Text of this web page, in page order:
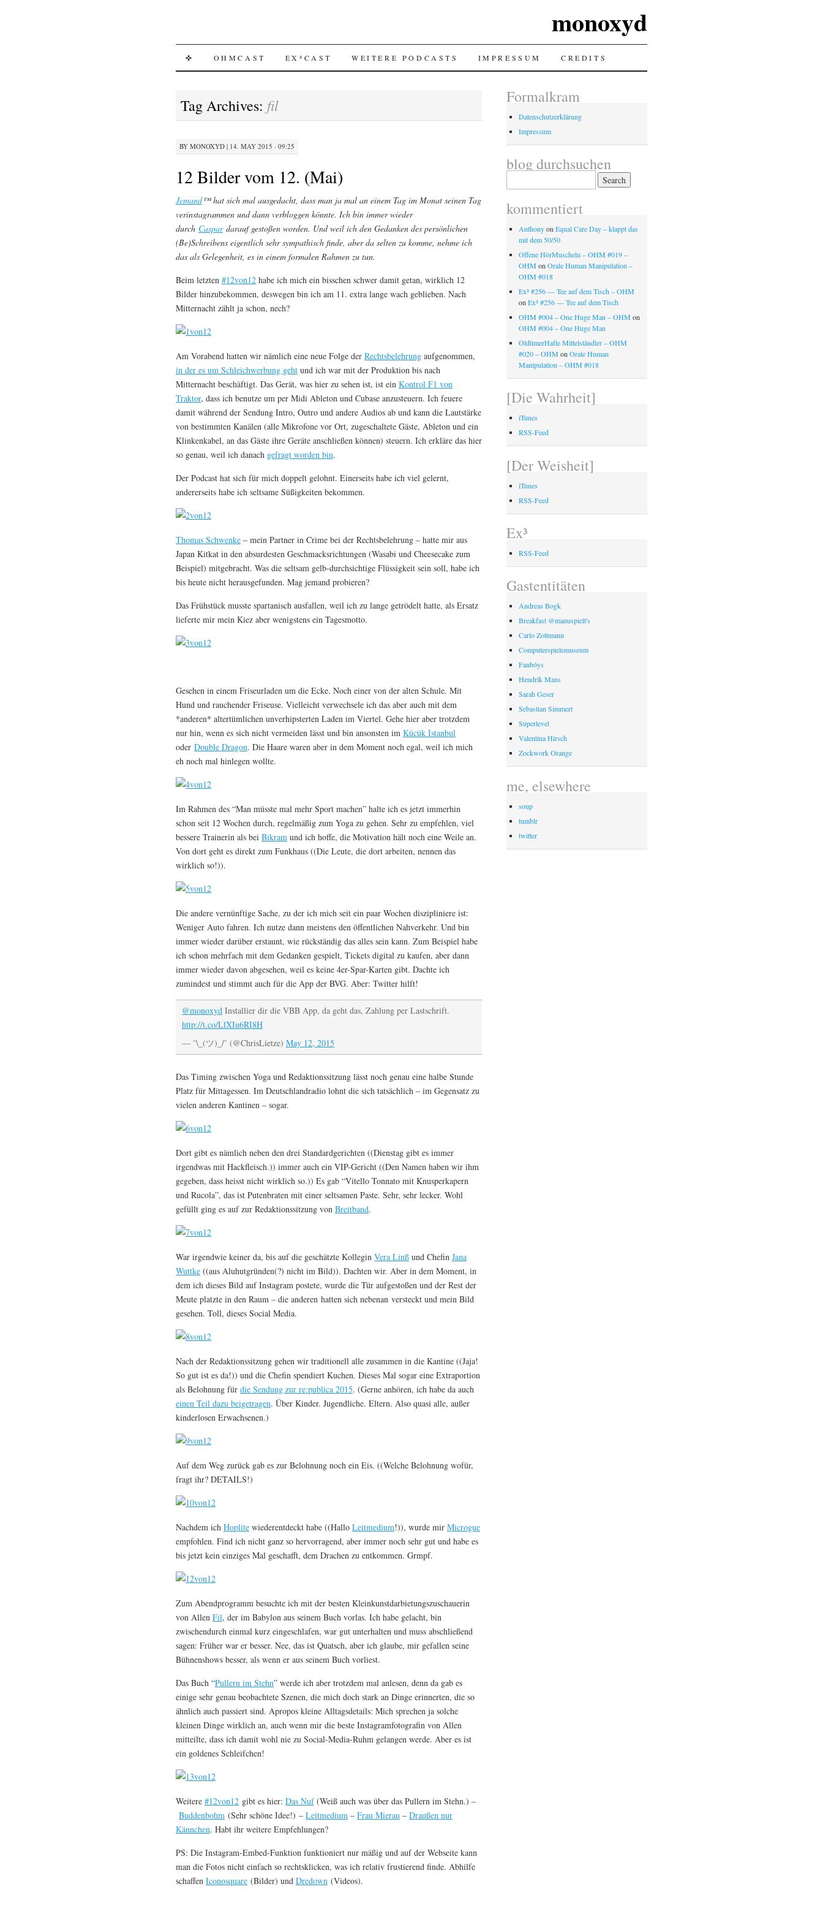
monoxyd
SKIP
CONTENT
✜ OHMCAST EX³CAST WEITERE PODCASTS IMPRESSUM CREDITS
Tag Archives: fil
BY MONOXYD| 14. MAY 2015 · 09:25
12 Bilder vom 12. (Mai)
Jemand™ hat sich mal ausgedacht, dass man ja mal an einem Tag im Monat seinen Tag
verinstagrammen und dann verbloggen könnte. Ich bin immer wieder
durch Caspardarauf gestoßen worden. Und weil ich den Gedanken des persönlichen
(Be)Schreibens eigentlich sehr sympathisch finde, aber da selten zu komme, nehme ich
das als Gelegenheit, es in einem formalen Rahmen zu tun.
Beim letzten #12von12habe ich mich ein bisschen schwer damit getan, wirklich 12
Bilder hinzubekommen, deswegen bin ich am 11. extra lange wach geblieben. Nach
Mitternacht zählt ja schon, nech?
Am Vorabend hatten wir nämlich eine neue Folge der Rechtsbelehrungaufgenommen,
in der es um Schleichwerbung gehtund ich war mit der Produktion bis nach
Mitternacht beschäftigt. Das Gerät, was hier zu sehen ist, ist ein Kontrol F1 von
Traktor, dass ich benutze um per Midi Ableton und Cubase anzusteuern. Ich feuere
damit während der Sendung Intro, Outro und andere Audios ab und kann die Lautstärke
von bestimmten Kanälen (alle Mikrofone vor Ort, zugeschaltete Gäste, Ableton und ein
Klinkenkabel, an das Gäste ihre Geräte anschließen können) steuern. Ich erkläre das hier
so genau, weil ich danach gefragt worden bin.
Der Podcast hat sich für mich doppelt gelohnt. Einerseits habe ich viel gelernt,
andererseits habe ich seltsame Süßigkeiten bekommen.
Thomas Schwenke– mein Partner in Crime bei der Rechtsbelehrung – hatte mir aus
Japan Kitkat in den absurdesten Geschmacksrichtungen (Wasabi und Cheesecake zum
Beispiel) mitgebracht. Was die seltsam gelb-durchsichtige Flüssigkeit sein soll, habe ich
bis heute nicht herausgefunden. Mag jemand probieren?
Das Frühstück musste spartanisch ausfallen, weil ich zu lange getrödelt hatte, als Ersatz
lieferte mir mein Kiez aber wenigstens ein Tagesmotto.
Gesehen in einem Friseurladen um die Ecke. Noch einer von der alten Schule. Mit
Hund und rauchender Friseuse. Vielleicht verwechsele ich das aber auch mit dem
*anderen* altertümlichen unverhipsterten Laden im Viertel. Gehe hier aber trotzdem
nur hin, wenn es sich nicht vermeiden lässt und bin ansonsten im Kücük Istanbul
oder Double Dragon. Die Haare waren aber in dem Moment noch egal, weil ich mich
eh noch mal hinlegen wollte.
Im Rahmen des “Man müsste mal mehr Sport machen” halte ich es jetzt immerhin
schon seit 12 Wochen durch, regelmäßig zum Yoga zu gehen. Sehr zu empfehlen, viel
bessere Trainerin als bei Bikramund ich hoffe, die Motivation hält noch eine Weile an.
Von dort geht es direkt zum Funkhaus ((Die Leute, die dort arbeiten, nennen das
wirklich so!)).
Die andere vernünftige Sache, zu der ich mich seit ein paar Wochen diszipliniere ist:
Weniger Auto fahren. Ich nutze dann meistens den öffentlichen Nahverkehr. Und bin
immer wieder darüber erstaunt, wie rückständig das alles sein kann. Zum Beispiel habe
ich schon mehrfach mit dem Gedanken gespielt, Tickets digital zu kaufen, aber dann
immer wieder davon abgesehen, weil es keine 4er-Spar-Karten gibt. Dachte ich
zumindest und stimmt auch für die App der BVG. Aber: Twitter hilft!
@monoxydInstallier dir die VBB App, da geht das, Zahlung per Lastschrift.
http://t.co/LlXIu6RI8H
— ¯\_(ツ)_/¯ (@ChrisLietze) May 12, 2015
Das Timing zwischen Yoga und Redaktionssitzung lässt noch genau eine halbe Stunde
Platz für Mittagessen. Im Deutschlandradio lohnt die sich tatsächlich – im Gegensatz zu
vielen anderen Kantinen – sogar.
Dort gibt es nämlich neben den drei Standardgerichten ((Dienstag gibt es immer
irgendwas mit Hackfleisch.)) immer auch ein VIP-Gericht ((Den Namen haben wir ihm
gegeben, dass heisst nicht wirklich so.)) Es gab “Vitello Tonnato mit Knusperkapern
und Rucola”, das ist Putenbraten mit einer seltsamen Paste. Sehr, sehr lecker. Wohl
gefüllt ging es auf zur Redaktionssitzung von Breitband.
War irgendwie keiner da, bis auf die geschätzte Kollegin Vera Linßund Chefin Jana
Wuttke((aus Aluhutgründen(?) nicht im Bild)). Dachten wir. Aber in dem Moment, in
dem ich dieses Bild auf Instagram postete, wurde die Tür aufgestoßen und der Rest der
Meute platzte in den Raum – die anderen hatten sich nebenan versteckt und mein Bild
gesehen. Toll, dieses Social Media.
Nach der Redaktionssitzung gehen wir traditionell alle zusammen in die Kantine ((Jaja!
So gut ist es da!)) und die Chefin spendiert Kuchen. Dieses Mal sogar eine Extraportion
als Belohnung für die Sendung zur re:publica 2015. (Gerne anhören, ich habe da auch
einen Teil dazu beigetragen. Über Kinder. Jugendliche. Eltern. Also quasi alle, außer
kinderlosen Erwachsenen.)
Auf dem Weg zurück gab es zur Belohnung noch ein Eis. ((Welche Belohnung wofür,
fragt ihr? DETAILS!)
Nachdem ich Hoplitewiederentdeckt habe ((Hallo Leitmedium!)), wurde mir Microgue
empfohlen. Find ich nicht ganz so hervorragend, aber immer noch sehr gut und habe es
bis jetzt kein einziges Mal geschafft, dem Drachen zu entkommen. Grmpf.
Zum Abendprogramm besuchte ich mit der besten Kleinkunstdarbietungszuschauerin
von Allen Fil, der im Babylon aus seinem Buch vorlas. Ich habe gelacht, bin
zwischendurch einmal kurz eingeschlafen, war gut unterhalten und muss abschließend
sagen: Früher war er besser. Nee, das ist Quatsch, aber ich glaube, mir gefallen seine
Bühnenshows besser, als wenn er aus seinem Buch vorliest.
Das Buch “Pullern im Stehn” werde ich aber trotzdem mal anlesen, denn da gab es
einige sehr genau beobachtete Szenen, die mich doch stark an Dinge erinnerten, die so
ähnlich auch passiert sind. Apropos kleine Alltagsdetails: Mich sprechen ja solche
kleinen Dinge wirklich an, auch wenn mir die beste Instagramfotografin von Allen
mitteilte, dass ich damit wohl nie zu Social-Media-Ruhm gelangen werde. Aber es ist
ein goldenes Schleifchen!
Weitere #12von12gibt es hier: Das Nuf(Weiß auch was über das Pullern im Stehn.) –
Buddenbohm (Sehr schöne Idee!) – Leitmedium – Frau Mierau – Draußen nur
Kännchen. Habt ihr weitere Empfehlungen?
PS: Die Instagram-Embed-Funktion funktioniert nur mäßig und auf der Webseite kann
man die Fotos nicht einfach so rechtsklicken, was ich relativ frustierend finde. Abhilfe
schaffen Iconosquare(Bilder) und Dredown (Videos).
Formalkram
Datenschutzerklärung
Impressum
blog durchsuchen
for:
kommentiert
AnthonyonEqual Care Day – klappt das
mit dem 50/50
Offene HörMuscheln – OHM #019 –
OHM onOrale Human Manipulation –
OHM #018
Ex³ #256 — Tee auf dem Tisch – OHM
onEx³ #256 — Tee auf dem Tisch
OHM #004 – One Huge Man – OHM on
OHM #004 – One Huge Man
OldtimerHafte Mittelständler – OHM
#020 – OHM onOrale Human
Manipulation – OHM #018
[Die Wahrheit]
iTunes
RSS-Feed
[Der Weisheit]
iTunes
RSS-Feed
Ex³
RSS-Feed
Gastentitäten
Andreas Bogk
Breakfast @manuspielt's
Carlo Zottmann
Computerspielemuseum
Fanbóys
Hendrik Mans
Sarah Geser
Sebastian Simmert
Superlevel
Valentina Hirsch
Zockwork Orange
me, elsewhere
soup
tumblr
twitter